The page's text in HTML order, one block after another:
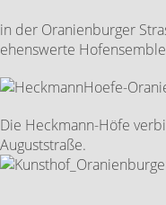
in der Oranienburger
ehenswerte
Die Heckmann-Höfe
Auguststraße.